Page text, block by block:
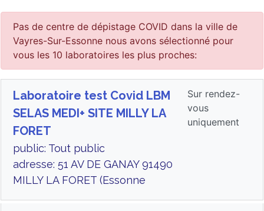
Pas de centre de dépistage COVID dans la ville de
Vayres-Sur-Essonne nous avons sélectionné pour
vous les 10 laboratoires les plus proches:
Laboratoire test Covid LBM
SELAS MEDI+ SITE MILLY LA
FORET
public: Tout public
adresse: 51 AV DE GANAY 91490
MILLY LA FORET (Essonne
Sur rendez-
vous
uniquement